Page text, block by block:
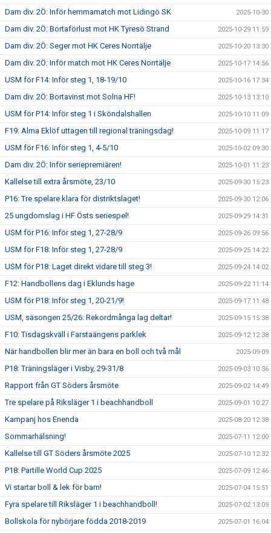
Dam div. 2Ö: Inför hemmamatch mot Lidingö SK 2025-10-30
Dam div. 2Ö: Bortaförlust mot HK Tyresö Strand 2025-10-29 11:59
Dam div. 2Ö: Seger mot HK Ceres Norrtälje 2025-10-20 13:30
Dam div. 2Ö: Inför match mot HK Ceres Norrtälje 2025-10-17 14:56
USM för F14: Inför steg 1, 18-19/10 2025-10-16 17:34
Dam div. 2Ö: Bortavinst mot Solna HF! 2025-10-13 13:10
USM för P14: Inför steg 1 i Sköndalshallen 2025-10-10 11:09
F19: Alma Eklöf uttagen till regional träningsdag! 2025-10-09 11:17
USM för F16: Inför steg 1, 4-5/10 2025-10-02 09:30
Dam div. 2Ö: Inför seriepremiären! 2025-10-01 11:23
Kallelse till extra årsmöte, 23/10 2025-09-30 15:23
P16: Tre spelare klara för distriktslaget! 2025-09-30 12:06
25 ungdomslag i HF Östs seriespel! 2025-09-29 14:31
USM för P16: Inför steg 1, 27-28/9 2025-09-26 09:56
USM för F18: Inför steg 1, 27-28/9 2025-09-25 14:22
USM för P18: Laget direkt vidare till steg 3! 2025-09-24 14:02
F12: Handbollens dag i Eklunds hage 2025-09-22 11:14
USM för P18: Inför steg 1, 20-21/9! 2025-09-17 11:48
USM, säsongen 25/26: Rekordmånga lag deltar! 2025-09-15 15:38
F10: Tisdagskväll i Farstaängens parklek 2025-09-12 12:38
När handbollen blir mer än bara en boll och två mål 2025-09-09
P18: Träningsläger i Visby, 29-31/8 2025-09-03 10:36
Rapport från GT Söders årsmöte 2025-09-02 14:49
Tre spelare på Riksläger 1 i beachhandboll 2025-09-01 10:27
Kampanj hos Enenda 2025-08-20 12:38
Sommarhälsning! 2025-07-11 12:00
Kallelse till GT Söders årsmöte 2025 2025-07-10 12:32
P18: Partille World Cup 2025 2025-07-09 12:46
Vi startar boll & lek för barn! 2025-07-04 15:51
Fyra spelare till Riksläger 1 i beachhandboll! 2025-07-02 13:09
Bollskola för nybörjare födda 2018-2019 2025-07-01 16:04